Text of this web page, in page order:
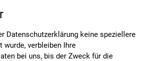
Datenschutzerklärung keine speziellere
wurde, verbleiben Ihre
bei uns, bis der Zweck für die